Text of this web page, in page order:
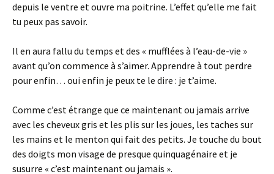
depuis le ventre et ouvre ma poitrine. L’effet qu’elle me fait
tu peux pas savoir.
Il en aura fallu du temps et des « mufflées à l’eau-de-vie »
avant qu’on commence à s’aimer. Apprendre à tout perdre
pour enfin… oui enfin je peux te le dire : je t’aime.
Comme c’est étrange que ce maintenant ou jamais arrive
avec les cheveux gris et les plis sur les joues, les taches sur
les mains et le menton qui fait des petits. Je touche du bout
des doigts mon visage de presque quinquagénaire et je
susurre « c’est maintenant ou jamais ».